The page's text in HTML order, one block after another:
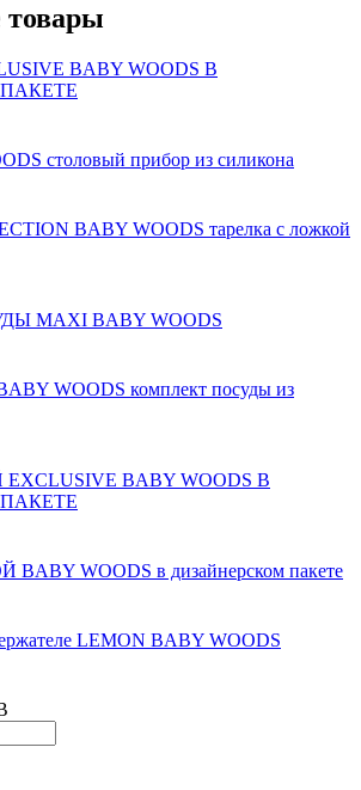
товары
BABY WOODS В
столовый прибор из силикона
BABY WOODS тарелка с ложкой
MAXI BABY WOODS
WOODS комплект посуды из
BABY WOODS В
WOODS в дизайнерском пакете
LEMON BABY WOODS